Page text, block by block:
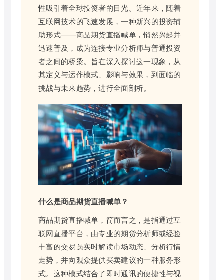
性吸引着全球投资者的目光。近年来，随着
互联网技术的飞速发展，一种新兴的投资辅
助形式——商品期货直播喊单，悄然兴起并
迅速普及，成为连接专业分析师与普通投资
者之间的桥梁。旨在深入探讨这一现象，从
其定义与运作模式、影响与效果，到面临的
挑战与未来趋势，进行全面剖析。
什么是商品期货直播喊单？
商品期货直播喊单，简而言之，是指通过互
联网直播平台，由专业的期货分析师或经验
丰富的交易员实时解读市场动态、分析行情
走势，并向观众提供买卖建议的一种服务形
式。这种模式结合了即时通讯的便捷性与视